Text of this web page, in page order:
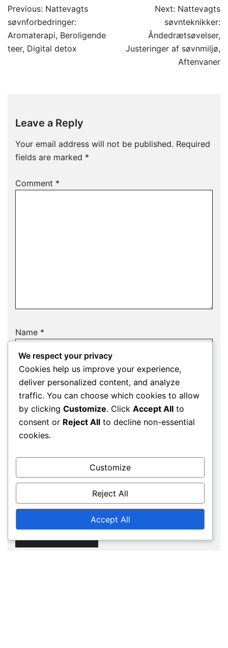
Post
navigation
Previous: Nattevagts
søvnforbedringer:
Aromaterapi, Beroligende
teer, Digital detox
Next: Nattevagts
søvnteknikker:
Åndedrætsøvelser,
Justeringer af søvnmiljø,
Aftenvaner
Leave a Reply
Your email address will not be published. Required
fields are marked *
Comment *
Name *
Email*
Website
Save my name, email, and website in this
browser for the next time I comment.
We respect your privacy
Cookies help us improve your experience,
deliver personalized content, and analyze
traffic. You can choose which cookies to allow
by clicking Customize. Click Accept All to
consent or Reject All to decline non-essential
cookies.
Customize
Reject All
Accept All